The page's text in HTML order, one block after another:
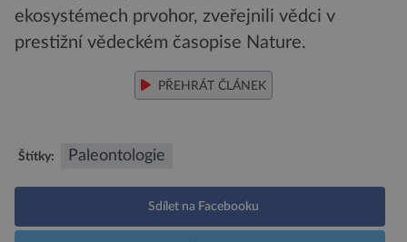
ekosystémech prvohor, zveřejnili vědci v
prestižní vědeckém časopise Nature.
PŘEHRÁT ČLÁNEK
Štítky: Paleontologie
Sdílet na Facebooku